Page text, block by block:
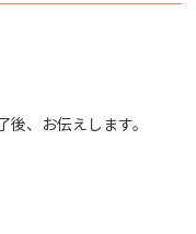
、お伝えします。